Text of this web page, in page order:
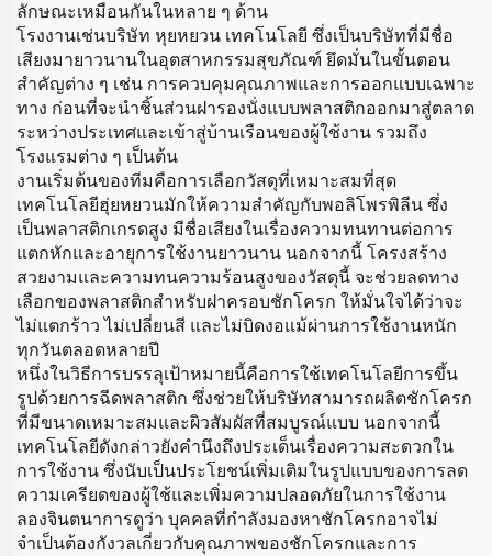
ลักษณะเหมือนกันในหลาย ๆ ด้าน
โรงงานเช่นบริษัท หุยหยวน เทคโนโลยี ซึ่งเป็นบริษัทที่มีชื่อ
เสียงมายาวนานในอุตสาหกรรมสุขภัณฑ์ ยึดมั่นในขั้นตอน
สำคัญต่าง ๆ เช่น การควบคุมคุณภาพและการออกแบบเฉพาะ
ทาง ก่อนที่จะนำชิ้นส่วนฝารองนั่งแบบพลาสติกออกมาสู่ตลาด
ระหว่างประเทศและเข้าสู่บ้านเรือนของผู้ใช้งาน รวมถึง
โรงแรมต่าง ๆ เป็นต้น
งานเริ่มต้นของทีมคือการเลือกวัสดุที่เหมาะสมที่สุด
เทคโนโลยีฮุ่ยหยวนมักให้ความสำคัญกับพอลิโพรพิลีน ซึ่ง
เป็นพลาสติกเกรดสูง มีชื่อเสียงในเรื่องความทนทานต่อการ
แตกหักและอายุการใช้งานยาวนาน นอกจากนี้ โครงสร้าง
สวยงามและความทนความร้อนสูงของวัสดุนี้ จะช่วยลดทาง
เลือกของพลาสติกสำหรับฝาครอบชักโครก ให้มั่นใจได้ว่าจะ
ไม่แตกร้าว ไม่เปลี่ยนสี และไม่บิดงอแม้ผ่านการใช้งานหนัก
ทุกวันตลอดหลายปี
หนึ่งในวิธีการบรรลุเป้าหมายนี้คือการใช้เทคโนโลยีการขึ้น
รูปด้วยการฉีดพลาสติก ซึ่งช่วยให้บริษัทสามารถผลิตชักโครก
ที่มีขนาดเหมาะสมและผิวสัมผัสที่สมบูรณ์แบบ นอกจากนี้
เทคโนโลยีดังกล่าวยังคำนึงถึงประเด็นเรื่องความสะดวกใน
การใช้งาน ซึ่งนับเป็นประโยชน์เพิ่มเติมในรูปแบบของการลด
ความเครียดของผู้ใช้และเพิ่มความปลอดภัยในการใช้งาน
ลองจินตนาการดูว่า บุคคลที่กำลังมองหาชักโครกอาจไม่
จำเป็นต้องกังวลเกี่ยวกับคุณภาพของชักโครกและการ